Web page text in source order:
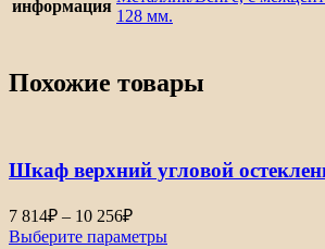
информация
128 мм.
Похожие товары
Шкаф верхний угловой
7 814₽ – 10 256₽Диапазон
цен:
Выберите параметры